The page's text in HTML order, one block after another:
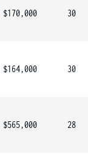
$170,000
30
$164,000
30
$565,000
28